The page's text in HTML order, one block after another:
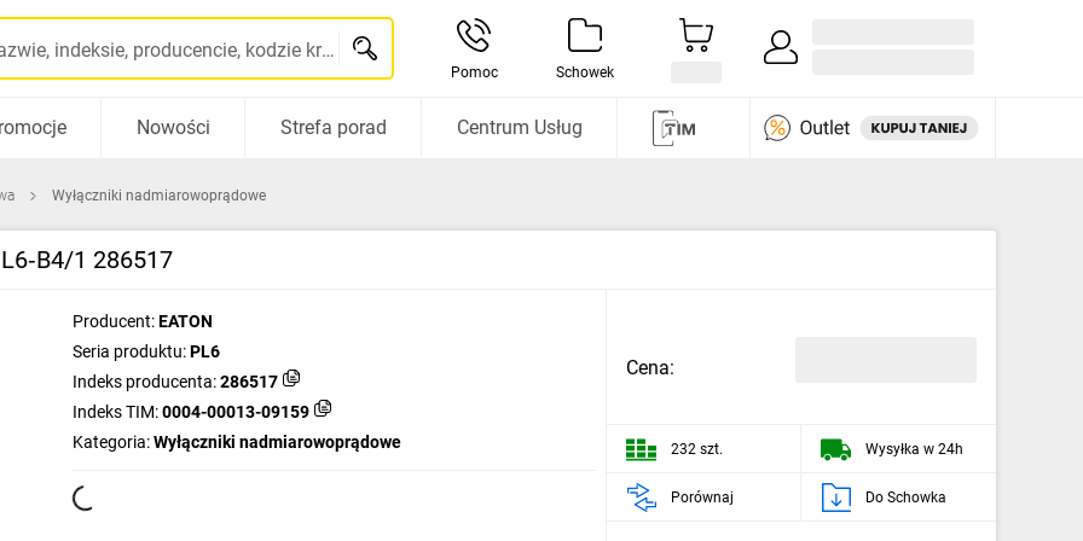
Szukaj po nazwie, indeksie, producencie, kodzie kreskowym...
Pomoc Schowek
Nowości Strefa porad Centrum Usług
Wyłączniki nadmiarowoprądowe
1 286517
Producent:EATON
Seria produktu:PL6
Indeks producenta:286517
Indeks TIM:0004-00013-09159
Kategoria:Wyłączniki nadmiarowoprądowe
Cena:
232 szt. Wysyłka w 24h
Porównaj Do Schowka